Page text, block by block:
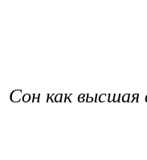
Сон как высшая